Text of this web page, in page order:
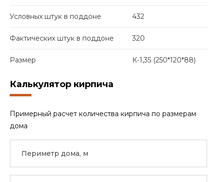
Условных штук в поддоне 432
Фактических штук в поддоне 320
Размер К-1,35 (250*120*88)
Калькулятор кирпича
Примерный расчет количества кирпича по размерам
дома